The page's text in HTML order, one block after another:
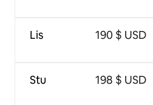
Lis
Stu
190 $ USD
198 $ USD